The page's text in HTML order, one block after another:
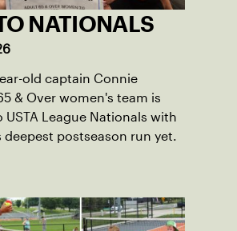
NATIONALS
old captain Connie
& Over women's team is
League Nationals with
deepest postseason run yet.